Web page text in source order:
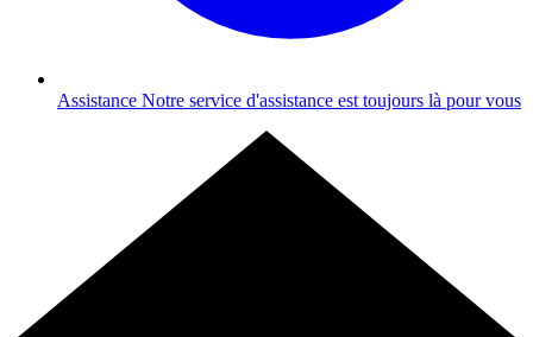
Assistance Notre service d'assistance est toujours là pour vous